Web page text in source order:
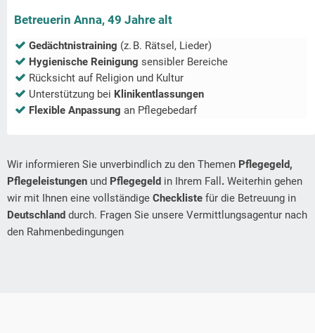
Betreuerin Anna, 49 Jahre alt
Gedächtnistraining (z. B. Rätsel, Lieder)
Hygienische Reinigung sensibler Bereiche
Rücksicht auf Religion und Kultur
Unterstützung bei Klinikentlassungen
Flexible Anpassung an Pflegebedarf
Wir informieren Sie unverbindlich zu den Themen Pflegegeld,
Pflegeleistungen und Pflegegeld in Ihrem Fall . Weiterhin gehen
wir mit Ihnen eine vollständige Checkliste für die Betreuung in
Deutschland durch. Fragen Sie unsere Vermittlungsagentur nach
den Rahmenbedingungen